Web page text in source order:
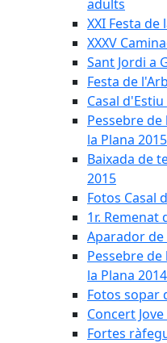
adults
XXI Festa de
XXXV
Sant Jordi a
Festa de
Casal
Pessebre
la Plana 2015
Baixada de
2015
Fotos Casal
1r. Remenat
Aparador de
Pessebre
la Plana 2014
Fotos sopar
Concert
Fortes